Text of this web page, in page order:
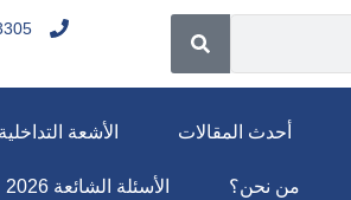
أحدث المقالات الأشعة التداخلية
من نحن؟ الأسئلة الشائعة 2026